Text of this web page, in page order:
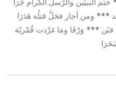
*** ومن أجاز فحَلَّ قتلُه هَدَرَا
*** وَرْقَا ومَا غرَّدت قُمْريّة